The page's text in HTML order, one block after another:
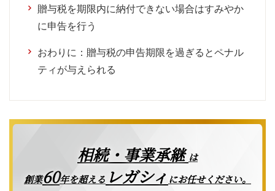
贈与税を期限内に納付できない場合はすみやか
に申告を行う
おわりに：贈与税の申告期限を過ぎるとペナル
ティが与えられる
相続・事業承継は
創業60年を超える レガシィ にお任せください。